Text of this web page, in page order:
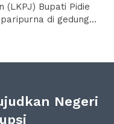
(LKPJ) Bupati Pidie
di gedung...
Negeri